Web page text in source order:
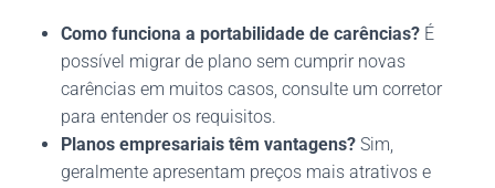
Como funciona a portabilidade de carências? É
possível migrar de plano sem cumprir novas
carências em muitos casos, consulte um corretor
para entender os requisitos.
Planos empresariais têm vantagens? Sim,
geralmente apresentam preços mais atrativos e